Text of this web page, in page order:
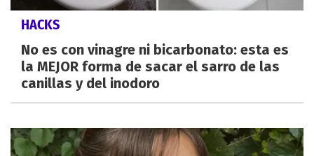
HACKS
No es con vinagre ni bicarbonato: esta es
la MEJOR forma de sacar el sarro de las
canillas y del inodoro